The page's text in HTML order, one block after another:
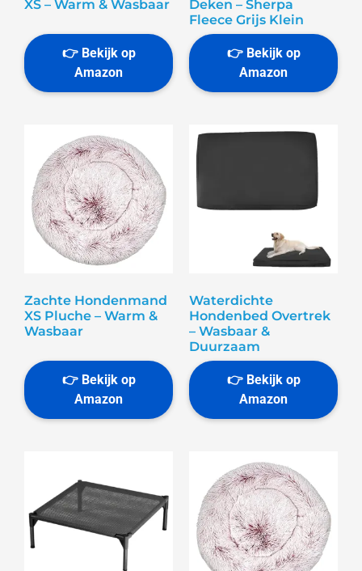
XS – Warm & Wasbaar
Deken – Sherpa
Fleece Grijs Klein
Zachte Hondenmand
XS Pluche – Warm &
Wasbaar
Waterdichte
Hondenbed Overtrek
– Wasbaar &
Duurzaam